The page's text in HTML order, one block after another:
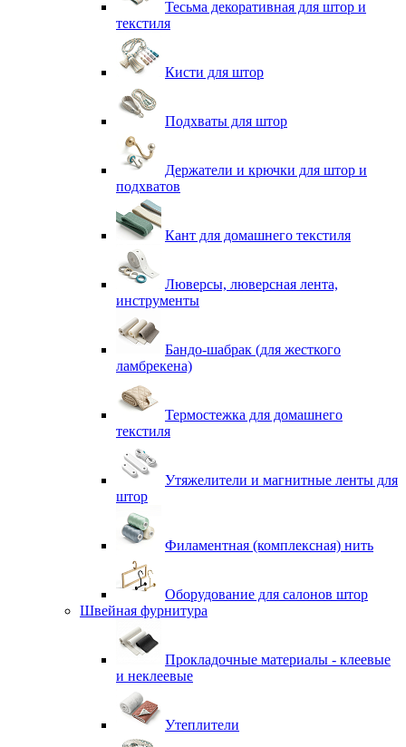
Тесьма декоративная для штор и
текстиля
Кисти для штор
Подхваты для штор
Держатели и крючки для штор и
подхватов
Кант для домашнего текстиля
Люверсы, люверсная лента,
инструменты
Бандо-шабрак (для жесткого
ламбрекена)
Термостежка для домашнего
текстиля
Утяжелители и магнитные ленты для
штор
Филаментная (комплексная) нить
Оборудование для салонов штор
Швейная фурнитура
Прокладочные материалы - клеевые
и неклеевые
Утеплители